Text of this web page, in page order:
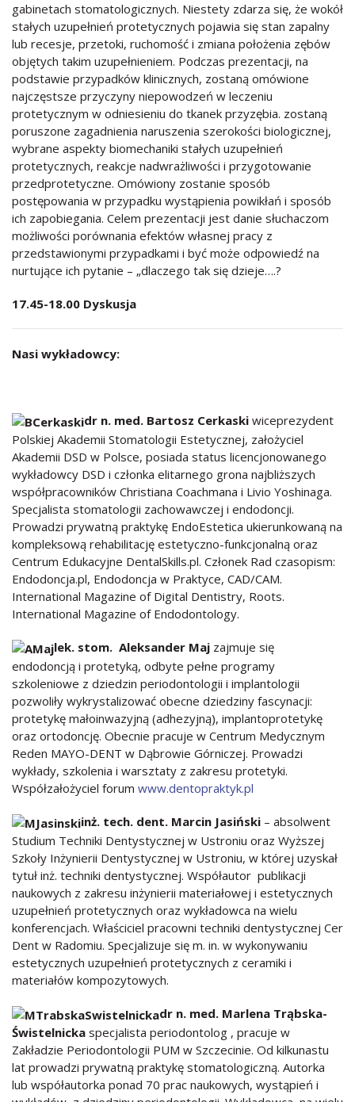
gabinetach stomatologicznych. Niestety zdarza się, że wokół
stałych uzupełnień protetycznych pojawia się stan zapalny
lub recesje, przetoki, ruchomość i zmiana położenia zębów
objętych takim uzupełnieniem. Podczas prezentacji, na
podstawie przypadków klinicznych, zostaną omówione
najczęstsze przyczyny niepowodzeń w leczeniu
protetycznym w odniesieniu do tkanek przyzębia. zostaną
poruszone zagadnienia naruszenia szerokości biologicznej,
wybrane aspekty biomechaniki stałych uzupełnień
protetycznych, reakcje nadwrażliwości i przygotowanie
przedprotetyczne. Omówiony zostanie sposób
postępowania w przypadku wystąpienia powikłań i sposób
ich zapobiegania. Celem prezentacji jest danie słuchaczom
możliwości porównania efektów własnej pracy z
przedstawionymi przypadkami i być może odpowiedź na
nurtujące ich pytanie – „dlaczego tak się dzieje….?
17.45-18.00 Dyskusja
Nasi wykładowcy:
dr n. med. Bartosz Cerkaski wiceprezydent
Polskiej Akademii Stomatologii Estetycznej, założyciel
Akademii DSD w Polsce, posiada status licencjonowanego
wykładowcy DSD i członka elitarnego grona najbliższych
współpracowników Christiana Coachmana i Livio Yoshinaga.
Specjalista stomatologii zachowawczej i endodoncji.
Prowadzi prywatną praktykę EndoEstetica ukierunkowaną na
kompleksową rehabilitację estetyczno-funkcjonalną oraz
Centrum Edukacyjne DentalSkills.pl. Członek Rad czasopism:
Endodoncja.pl, Endodoncja w Praktyce, CAD/CAM.
International Magazine of Digital Dentistry, Roots.
International Magazine of Endodontology.
lek. stom. Aleksander Maj zajmuje się
endodoncją i protetyką, odbyte pełne programy
szkoleniowe z dziedzin periodontologii i implantologii
pozwoliły wykrystalizować obecne dziedziny fascynacji:
protetykę małoinwazyjną (adhezyjną), implantoprotetykę
oraz ortodoncję. Obecnie pracuje w Centrum Medycznym
Reden MAYO-DENT w Dąbrowie Górniczej. Prowadzi
wykłady, szkolenia i warsztaty z zakresu protetyki.
Współzałożyciel forum www.dentopraktyk.pl
inż. tech. dent. Marcin Jasiński – absolwent
Studium Techniki Dentystycznej w Ustroniu oraz Wyższej
Szkoły Inżynierii Dentystycznej w Ustroniu, w której uzyskał
tytuł inż. techniki dentystycznej. Współautor publikacji
naukowych z zakresu inżynierii materiałowej i estetycznych
uzupełnień protetycznych oraz wykładowca na wielu
konferencjach. Właściciel pracowni techniki dentystycznej Cer
Dent w Radomiu. Specjalizuje się m. in. w wykonywaniu
estetycznych uzupełnień protetycznych z ceramiki i
materiałów kompozytowych.
dr n. med. Marlena Trąbska-
Świstelnicka specjalista periodontolog , pracuje w
Zakładzie Periodontologii PUM w Szczecinie. Od kilkunastu
lat prowadzi prywatną praktykę stomatologiczną. Autorka
lub współautorka ponad 70 prac naukowych, wystąpień i